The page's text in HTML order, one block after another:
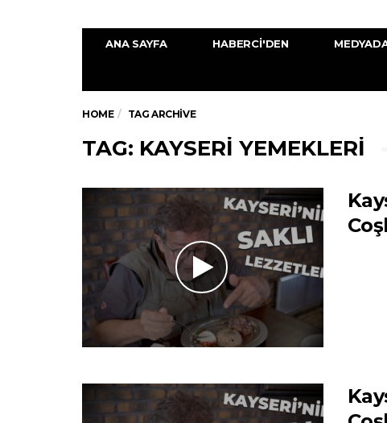
ANA SAYFA HABERCI'DEN
HOME TAG ARCHIVE
TAG: KAYSERI YEMEKLERI